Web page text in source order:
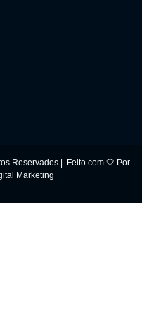
Reservados | Feito com 🤍 Por
Marketing